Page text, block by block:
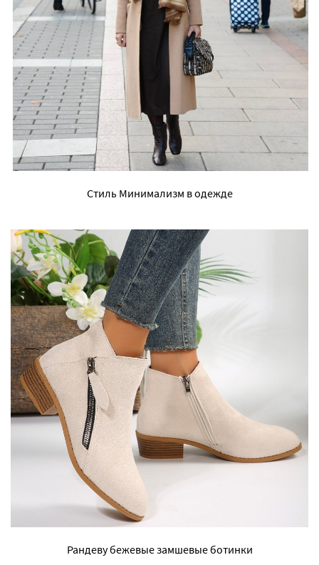
Стиль Минимализм в одежде
Рандеву бежевые замшевые ботинки